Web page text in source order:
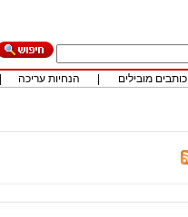
כותבים מובילים הנחיות עריכה